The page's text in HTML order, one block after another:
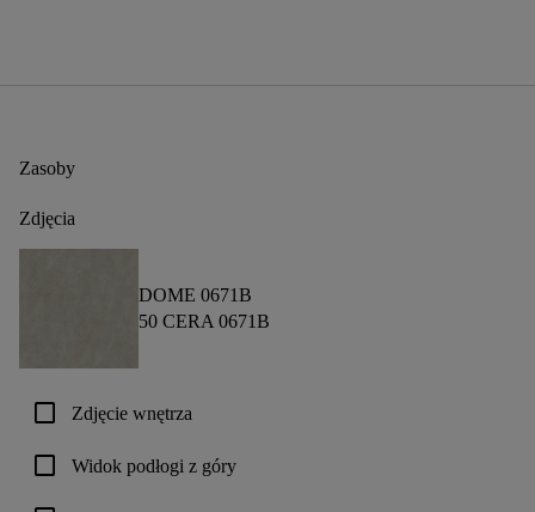
Zasoby
Zdjęcia
DOME 0671B
50 CERA 0671B
check_box_outline_blank Zdjęcie wnętrza
check_box_outline_blank Widok podłogi z góry